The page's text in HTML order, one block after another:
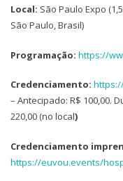
Local: São Paulo Expo
São Paulo, Brasil)
Programação: https://
Credenciamento:
– Antecipado: R$ 100,00.
220,00 (no local)
Credenciamento
https://euvou.events/